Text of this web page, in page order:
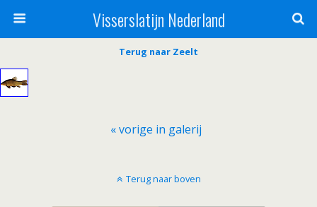
Visserslatijn Nederland
Terug naar Zeelt
« vorige in galerij
Terug naar boven